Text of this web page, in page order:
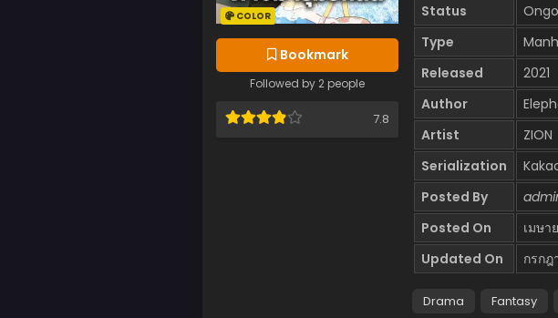
COLOR
Bookmark
Followed by 2 people
7.8
Status
Type
Released
2021
Author
Artist
ZION
Serialization
Posted By
Posted On
เมษา
Updated On
กรกฎ
Drama Fantasy